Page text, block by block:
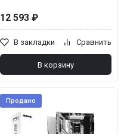
12 593 ₽
В закладки Сравнить
В корзину
Продано